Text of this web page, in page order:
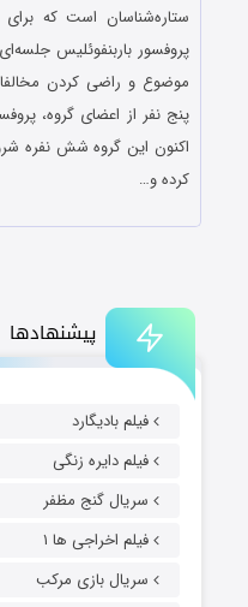
پیشنهادها
فیلم بادیگارد
فیلم دایره زنگی
سریال گنج مظفر
فیلم اخراجی ها ۱
سریال بازی مرکب
ستاره‌شناسان است که برای
پروفسور باربنفوئلیس
موضوع و راضی کردن
پنج نفر از اعضای گروه،
اکنون این گروه شش نفره
کرده و…